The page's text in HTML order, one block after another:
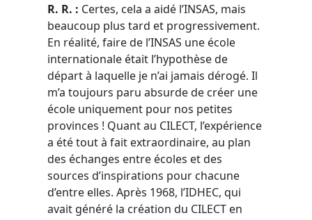
R. R. : Certes, cela a aidé l’INSAS, mais
beaucoup plus tard et progressivement.
En réalité, faire de l’INSAS une école
internationale était l’hypothèse de
départ à laquelle je n’ai jamais dérogé. Il
m’a toujours paru absurde de créer une
école uniquement pour nos petites
provinces ! Quant au CILECT, l’expérience
a été tout à fait extraordinaire, au plan
des échanges entre écoles et des
sources d’inspirations pour chacune
d’entre elles. Après 1968, l’IDHEC, qui
avait généré la création du CILECT en